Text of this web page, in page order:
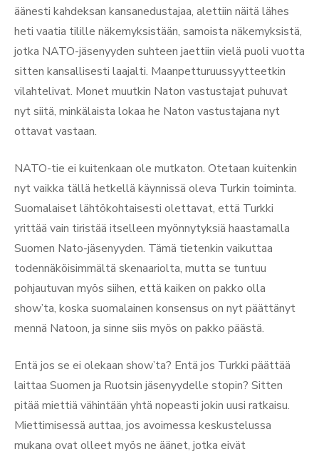
äänesti kahdeksan kansanedustajaa, alettiin näitä lähes
heti vaatia tilille näkemyksistään, samoista näkemyksistä,
jotka NATO-jäsenyyden suhteen jaettiin vielä puoli vuotta
sitten kansallisesti laajalti. Maanpetturuussyytteetkin
vilahtelivat. Monet muutkin Naton vastustajat puhuvat
nyt siitä, minkälaista lokaa he Naton vastustajana nyt
ottavat vastaan.
NATO-tie ei kuitenkaan ole mutkaton. Otetaan kuitenkin
nyt vaikka tällä hetkellä käynnissä oleva Turkin toiminta.
Suomalaiset lähtökohtaisesti olettavat, että Turkki
yrittää vain tiristää itselleen myönnytyksiä haastamalla
Suomen Nato-jäsenyyden. Tämä tietenkin vaikuttaa
todennäköisimmältä skenaariolta, mutta se tuntuu
pohjautuvan myös siihen, että kaiken on pakko olla
show’ta, koska suomalainen konsensus on nyt päättänyt
mennä Natoon, ja sinne siis myös on pakko päästä.
Entä jos se ei olekaan show’ta? Entä jos Turkki päättää
laittaa Suomen ja Ruotsin jäsenyydelle stopin? Sitten
pitää miettiä vähintään yhtä nopeasti jokin uusi ratkaisu.
Miettimisessä auttaa, jos avoimessa keskustelussa
mukana ovat olleet myös ne äänet, jotka eivät